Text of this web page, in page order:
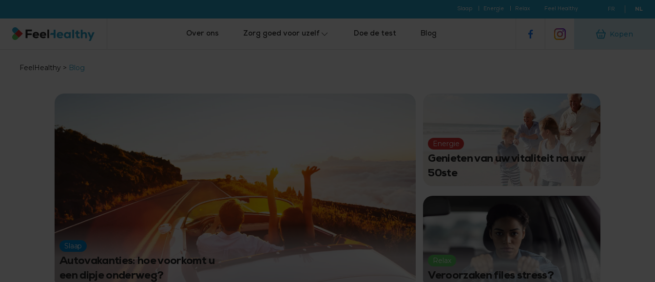
Slaap Energie Relax Feel Healthy FR NL
Over ons Zorg goed voor uzelf Doe de test Blog Kopen
FeelHealthy > Blog
Slaap
Autovakanties: hoe voorkomt u
een dipje onderweg?
Energie
Genieten van uw vitaliteit na uw
50ste
Relax
Veroorzaken files stress?